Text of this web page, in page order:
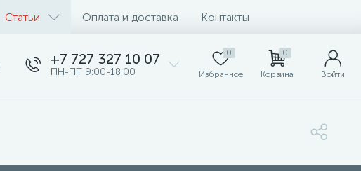
Статьи Оплата и доставка Контакты
+7 727 327 10 07
ПН-ПТ 9:00-18:00
0
Избранное
0
Корзина Войти